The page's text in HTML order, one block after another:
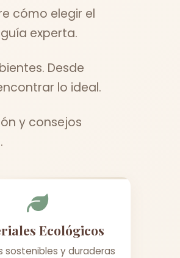
cómo elegir el
experta.
Desde
lo ideal.
y consejos
Ecológicos
sostenibles y duraderas